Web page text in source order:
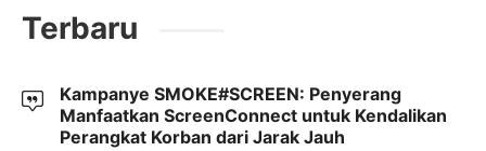
Terbaru
Kampanye SMOKE#SCREEN: Penyerang
Manfaatkan ScreenConnect untuk Kendalikan
Perangkat Korban dari Jarak Jauh